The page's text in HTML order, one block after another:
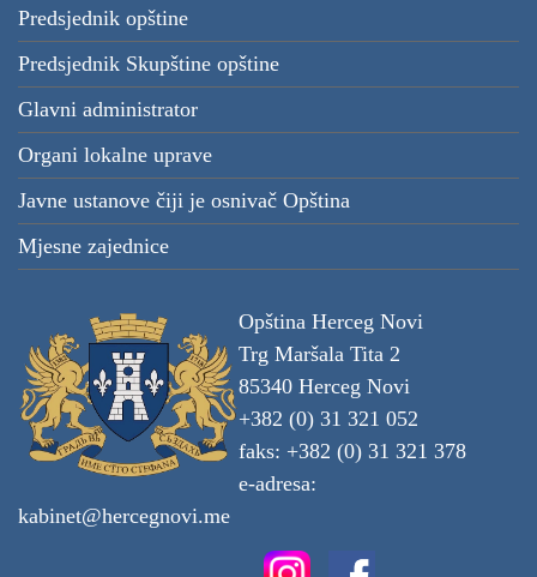
Predsjednik opštine
Predsjednik Skupštine opštine
Glavni administrator
Organi lokalne uprave
Javne ustanove čiji je osnivač Opština
Mjesne zajednice
Opština Herceg Novi
Trg Maršala Tita 2
85340 Herceg Novi
+382 (0) 31 321 052
faks: +382 (0) 31 321 378
e-adresa:
kabinet@hercegnovi.me